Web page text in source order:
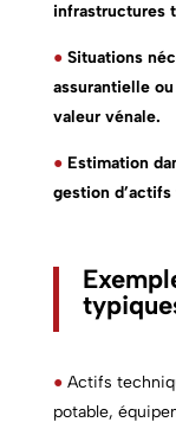
infrastructures
● Situations
assurantielle
valeur vénale.
● Estimation
gestion
● Actifs
potable,